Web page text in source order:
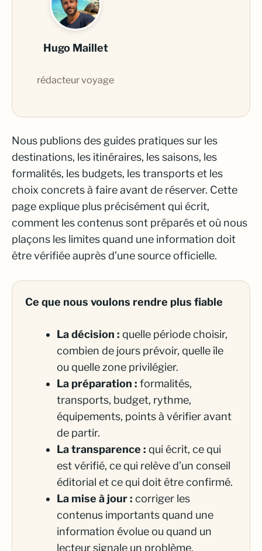
Hugo Maillet
rédacteur voyage
Nous publions des guides pratiques sur les
destinations, les itinéraires, les saisons, les
formalités, les budgets, les transports et les
choix concrets à faire avant de réserver. Cette
page explique plus précisément qui écrit,
comment les contenus sont préparés et où nous
plaçons les limites quand une information doit
être vérifiée auprès d’une source officielle.
Ce que nous voulons rendre plus fiable
La décision : quelle période choisir,
combien de jours prévoir, quelle île
ou quelle zone privilégier.
La préparation : formalités,
transports, budget, rythme,
équipements, points à vérifier avant
de partir.
La transparence : qui écrit, ce qui
est vérifié, ce qui relève d’un conseil
éditorial et ce qui doit être confirmé.
La mise à jour : corriger les
contenus importants quand une
information évolue ou quand un
lecteur signale un problème.